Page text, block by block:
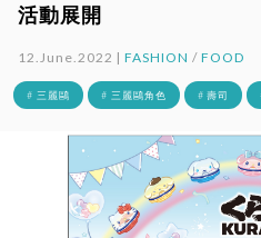
活動展開
12.June.2022 |FASHION /FOOD
# 三麗鷗 # 三麗鷗角色 # 壽司